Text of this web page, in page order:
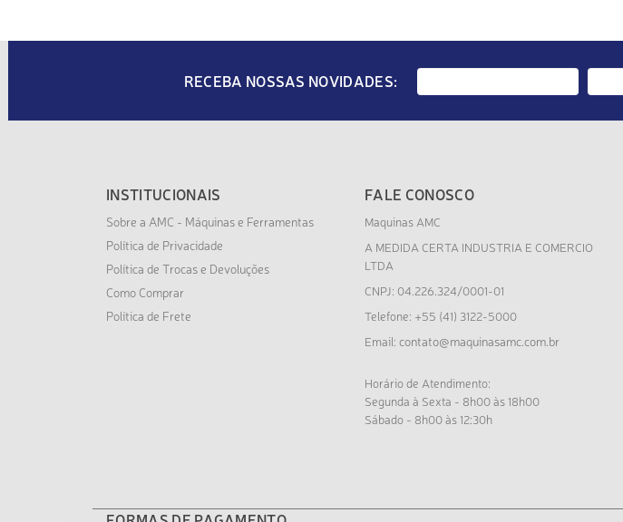
RECEBA NOSSAS NOVIDADES:
INSTITUCIONAIS
Sobre a AMC - Máquinas e Ferramentas
Política de Privacidade
Política de Trocas e Devoluções
Como Comprar
Política de Frete
FALE CONOSCO
Maquinas AMC
A MEDIDA CERTA INDUSTRIA E COMERCIO
LTDA
CNPJ: 04.226.324/0001-01
Telefone: +55 (41) 3122-5000
Email: contato@maquinasamc.com.br
Horário de Atendimento:
Segunda à Sexta - 8h00 às 18h00
Sábado - 8h00 às 12:30h